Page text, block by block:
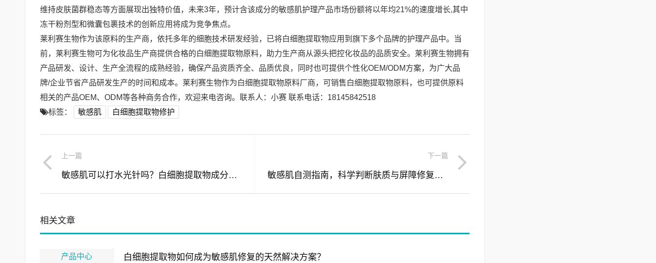
维持皮肤菌群稳态等方面展现出独特价值，未来3年，预计含该成分的敏感肌护理产品市场份额将以年均21%的速度增长,其中
冻干粉剂型和微囊包裹技术的创新应用将成为竞争焦点。
莱利赛生物作为该原料的生产商，依托多年的细胞技术研发经验，已将白细胞提取物应用到旗下多个品牌的护理产品中。当
前，莱利赛生物可为化妆品生产商提供合格的白细胞提取物原料，助力生产商从源头把控化妆品的品质安全。莱利赛生物拥有
产品研发、设计、生产全流程的成熟经验，确保产品资质齐全、品质优良，同时也可提供个性化OEM/ODM方案，为广大品
牌/企业节省产品研发生产的时间和成本。莱利赛生物作为白细胞提取物原料厂商，可销售白细胞提取物原料，也可提供原料
相关的产品OEM、ODM等各种商务合作，欢迎来电咨询。联系人：小赛 联系电话：18145842518
标签：
敏感肌 白细胞提取物修护
上一篇
敏感肌可以打水光针吗？白细胞提取物成分解析与科学护肤方案
下一篇
敏感肌自测指南，科学判断肤质与屏障修复关键
相关文章
产品中心 白细胞提取物如何成为敏感肌修复的天然解决方案？